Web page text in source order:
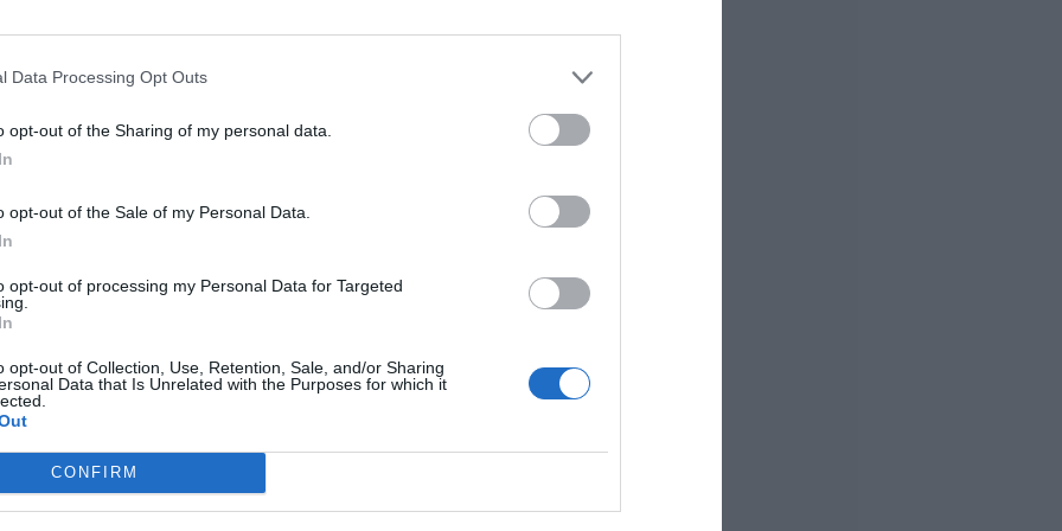
Data Processing Opt Outs
opt-out of the Sharing of my personal data.
opt-out of the Sale of my Personal Data.
opt-out of processing my Personal Data for Targeted
opt-out of Collection, Use, Retention, Sale, and/or Sharing
Data that Is Unrelated with the Purposes for which it
CONFIRM
ha quedado extinguido a las 19:35
Provincial de Bomberos de Valencia.
por el Centro de Coordinación de
unincendio forestal en la zona de Peña
posteriormente el fuego ha quedado
Chera.
unidad de Bomberos Forestales de la
aéreo para trabajar en las labores de
por el calor y las tormentas
en una jornada de intensa actividad para
de Valencia, marcada por las altas
en zonas del interior